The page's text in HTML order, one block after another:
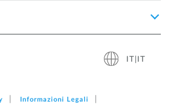
Informazioni Legali